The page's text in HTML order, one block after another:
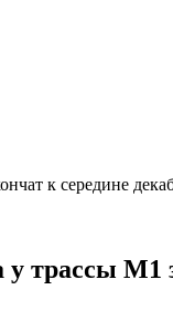
к середине
трассы М1